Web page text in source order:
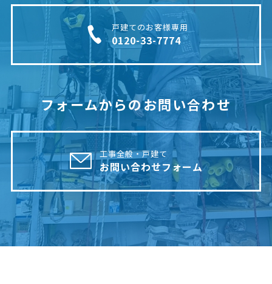
戸建てのお客様専用
0120-33-7774
フォームからのお問い合わせ
工事全般・戸建て
お問い合わせフォーム